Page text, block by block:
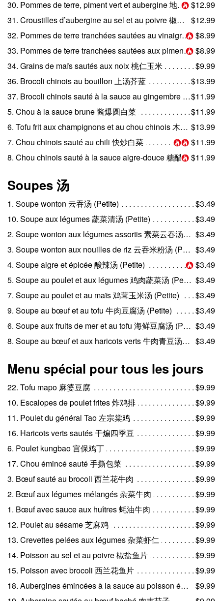
30. Pommes de terre, piment vert et aubergine 地三鲜 $12.99
31. Croustilles d’aubergine au sel et au poivre 椒盐茄条
$12.99
32. Pommes de terre tranchées sautées au vinaigre 醋溜土豆丝 $8.99
33. Pommes de terre tranchées sautées aux piments verts 尖椒土豆丝 $8.99
34. Grains de maïs sautés aux noix 桃仁玉米
$9.99
36. Brocoli chinois au bouillon 上汤芥蓝
$13.99
37. Brocoli chinois sauté à la sauce au gingembre 姜汁芥蓝$11.99
5. Chou à la sauce brune 酱爆圆白菜
$11.99
6. Tofu frit aux champignons et au chou chinois 木耳白菜烧豆腐 $13.99
7. Chou chinois sauté au chili 快炒白菜
$11.99
8. Chou chinois sauté à la sauce aigre-douce 糖醋白菜$11.99
Soupes 汤
1. Soupe wonton 云吞汤 (Petite)
$3.49
10. Soupe aux légumes 蔬菜清汤 (Petite)
$3.49
2. Soupe wonton aux légumes assortis 素菜云吞汤 (Petite) $3.49
3. Soupe wonton aux nouilles de riz 云吞米粉汤 (Petite) $3.49
4. Soupe aigre et épicée 酸辣汤 (Petite)
$3.49
5. Soupe au poulet et aux légumes 鸡肉蔬菜汤 (Petite) $3.49
7. Soupe au poulet et au maïs 鸡茸玉米汤 (Petite)
$3.49
9. Soupe au bœuf et au tofu 牛肉豆腐汤 (Petite)
$3.49
6. Soupe aux fruits de mer et au tofu 海鲜豆腐汤 (Petite) $3.49
8. Soupe au bœuf et aux haricots verts 牛肉青豆汤 (Petite) $3.49
Menu spécial pour tous les jours
22. Tofu mapo 麻婆豆腐
$9.99
10. Escalopes de poulet frites 炸鸡排
$9.99
11. Poulet du général Tao 左宗棠鸡
$9.99
16. Haricots verts sautés 干煸四季豆
$9.99
6. Poulet kungbao 宫保鸡丁
$9.99
17. Chou émincé sauté 手撕包菜
$9.99
3. Bœuf sauté au brocoli 西兰花牛肉
$9.99
2. Bœuf aux légumes mélangés 杂菜牛肉
$9.99
1. Bœuf avec sauce aux huîtres 蚝油牛肉
$9.99
12. Poulet au sésame 芝麻鸡
$9.99
13. Crevettes pelées aux légumes 杂菜虾仁
$9.99
14. Poisson au sel et au poivre 椒盐鱼片
$9.99
15. Poisson avec brocoli 西兰花鱼片
$9.99
18. Aubergines émincées à la sauce au poisson épicée 鱼香茄子
$9.99